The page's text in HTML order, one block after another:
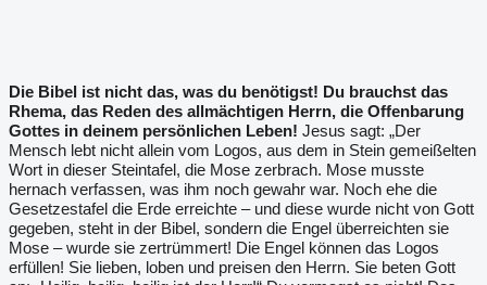
Die Bibel ist nicht das, was du benötigst! Du brauchst das
Rhema, das Reden des allmächtigen Herrn, die Offenbarung
Gottes in deinem persönlichen Leben! Jesus sagt: „Der
Mensch lebt nicht allein vom Logos, aus dem in Stein gemeißelten
Wort in dieser Steintafel, die Mose zerbrach. Mose musste
hernach verfassen, was ihm noch gewahr war. Noch ehe die
Gesetzestafel die Erde erreichte – und diese wurde nicht von Gott
gegeben, steht in der Bibel, sondern die Engel überreichten sie
Mose – wurde sie zertrümmert! Die Engel können das Logos
erfüllen! Sie lieben, loben und preisen den Herrn. Sie beten Gott